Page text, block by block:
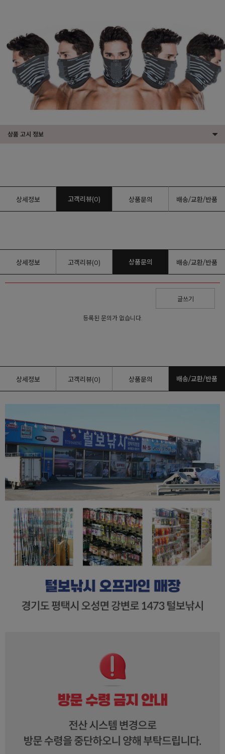
상품 고시 정보
상세정보 고객리뷰(0) 상품문의 배송/교환/반품
상세정보 고객리뷰(0) 상품문의 배송/교환/반품
글쓰기
등록된 문의가 없습니다.
상세정보 고객리뷰(0) 상품문의 배송/교환/반품